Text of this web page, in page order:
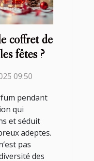
coffret de
fêtes ?
09:50
pendant
qui
et séduit
adeptes.
pas
des